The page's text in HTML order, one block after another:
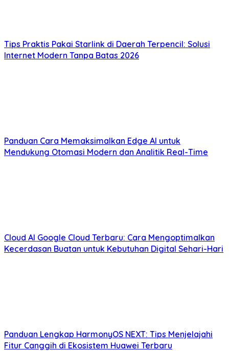
Tips Praktis Pakai Starlink di Daerah Terpencil: Solusi
Internet Modern Tanpa Batas 2026
Panduan Cara Memaksimalkan Edge AI untuk
Mendukung Otomasi Modern dan Analitik Real-Time
Cloud AI Google Cloud Terbaru: Cara Mengoptimalkan
Kecerdasan Buatan untuk Kebutuhan Digital Sehari-Hari
Panduan Lengkap HarmonyOS NEXT: Tips Menjelajahi
Fitur Canggih di Ekosistem Huawei Terbaru